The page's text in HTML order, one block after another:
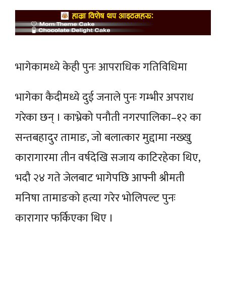
भागेकामध्ये केही पुनः आपराधिक गतिविधिमा
भागेका कैदीमध्ये दुई जनाले पुनः गम्भीर अपराध
गरेका छन् । काभ्रेको पनौती नगरपालिका–१२ का
सन्तबहादुर तामाङ, जो बलात्कार मुद्दामा नख्खु
कारागारमा तीन वर्षदेखि सजाय काटिरहेका थिए,
भदौ २४ गते जेलबाट भागेपछि आफ्नी श्रीमती
मनिषा तामाङको हत्या गरेर भोलिपल्ट पुनः
कारागार फर्किएका थिए ।